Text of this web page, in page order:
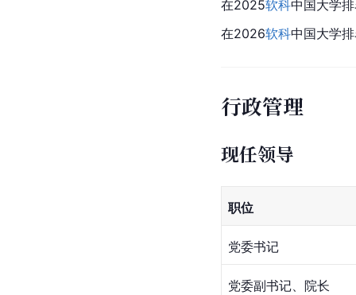
在2025软科中国大学
在2026软科中国大学
行政管理
现任领导
职位
党委书记
党委副书记、院长